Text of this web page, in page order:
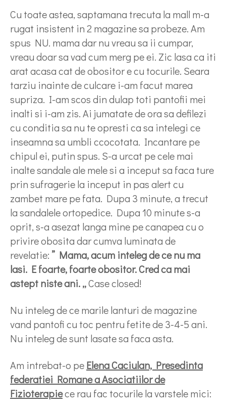
Cu toate astea, saptamana trecuta la mall m-a
rugat insistent in 2 magazine sa probeze. Am
spus NU. mama dar nu vreau sa ii cumpar,
vreau doar sa vad cum merg pe ei. Zic lasa ca iti
arat acasa cat de obositor e cu tocurile. Seara
tarziu inainte de culcare i-am facut marea
supriza. I-am scos din dulap toti pantofii mei
inalti si i-am zis. Ai jumatate de ora sa defilezi
cu conditia sa nu te opresti ca sa intelegi ce
inseamna sa umbli ccocotata. Incantare pe
chipul ei, putin spus. S-a urcat pe cele mai
inalte sandale ale mele si a inceput sa faca ture
prin sufragerie la inceput in pas alert cu
zambet mare pe fata. Dupa 3 minute, a trecut
la sandalele ortopedice. Dupa 10 minute s-a
oprit, s-a asezat langa mine pe canapea cu o
privire obosita dar cumva luminata de
revelatie: ” Mama, acum inteleg de ce nu ma
lasi. E foarte, foarte obositor. Cred ca mai
astept niste ani. „Case closed!
Nu inteleg de ce marile lanturi de magazine
vand pantofi cu toc pentru fetite de 3-4-5 ani.
Nu inteleg de sunt lasate sa faca asta.
Am intrebat-o peElena Caciulan, Presedinta
federatiei Romane a Asociatiilor de
Fizioterapiece rau fac tocurile la varstele mici: